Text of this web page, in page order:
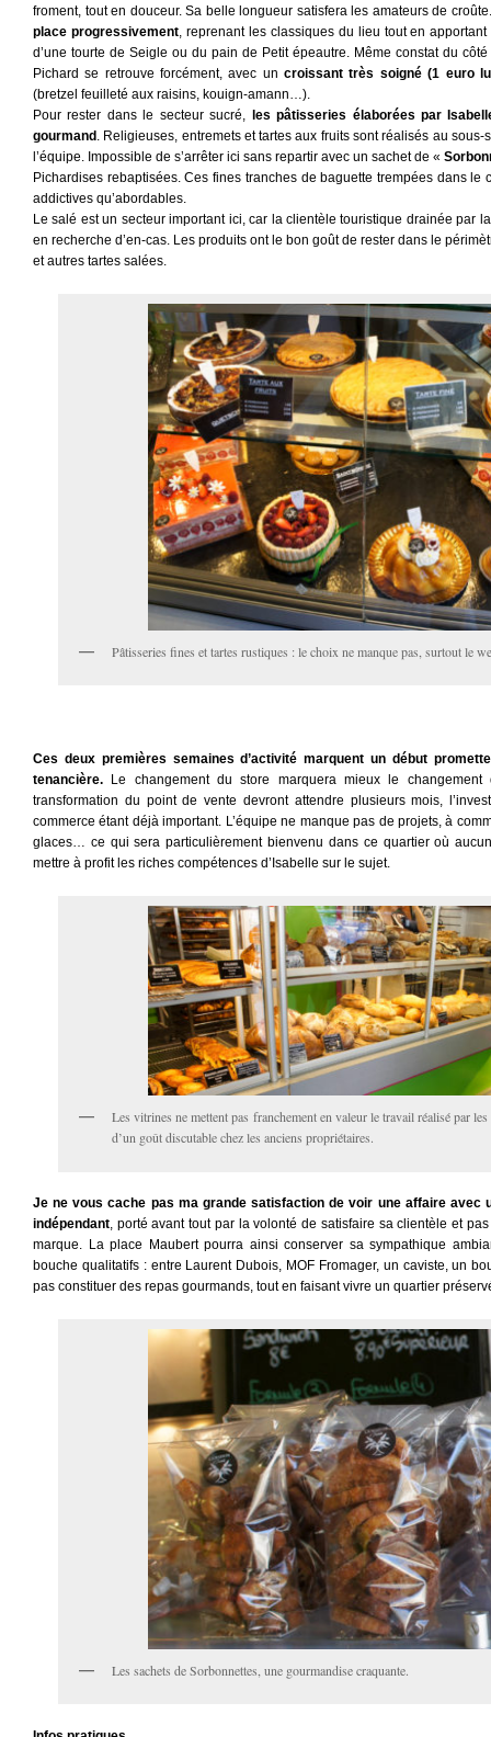
froment, tout en douceur. Sa belle longueur satisfera les amateurs de
place progressivement, reprenant les classiques du lieu tout en
d’une tourte de Seigle ou du pain de Petit épeautre. Même constat du
Pichard se retrouve forcément, avec uncroissant très soigné (1 euro
(bretzel feuilleté aux raisins, kouign-amann…).
Pour rester dans le secteur sucré, les pâtisseries élaborées par
gourmand . Religieuses, entremets et tartes aux fruits sont réalisés au
l’équipe. Impossible de s’arrêter ici sans repartir avec un sachet de «
Pichardises rebaptisées. Ces fines tranches de baguette trempées dans
addictives qu’abordables.
Le salé est un secteur important ici, car la clientèle touristique drainée par
en recherche d’en-cas. Les produits ont le bon goût de rester dans le
et autres tartes salées.
Pâtisseries fines et tartes rustiques : le choix ne manque pas, surtout le
Ces deux premières semaines d’activité marquent un début
tenancière. Le changement du store marquera mieux le
transformation du point de vente devront attendre plusieurs mois,
commerce étant déjà important. L’équipe ne manque pas de projets, à
glaces… ce qui sera particulièrement bienvenu dans ce quartier où
mettre à profit les riches compétences d’Isabelle sur le sujet.
Les vitrines ne mettent pas franchement en valeur le travail réalisé par
d’un goût discutable chez les anciens propriétaires.
Je ne vous cache pas ma grande satisfaction de voir une affaire avec
indépendant, porté avant tout par la volonté de satisfaire sa clientèle et
marque. La place Maubert pourra ainsi conserver sa sympathique
bouche qualitatifs : entre Laurent Dubois, MOF Fromager, un caviste, un
pas constituer des repas gourmands, tout en faisant vivre un quartier
Les sachets de Sorbonnettes, une gourmandise craquante.